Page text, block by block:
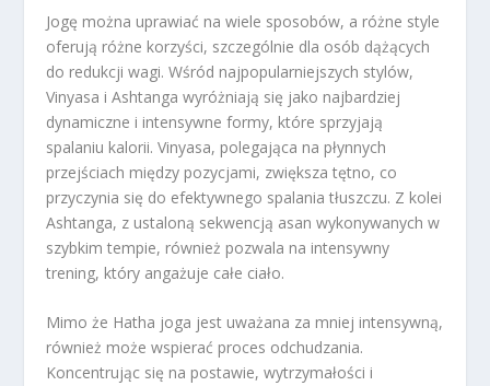
Jogę można uprawiać na wiele sposobów, a różne style
oferują różne korzyści, szczególnie dla osób dążących
do redukcji wagi. Wśród najpopularniejszych stylów,
Vinyasa i Ashtanga wyróżniają się jako najbardziej
dynamiczne i intensywne formy, które sprzyjają
spalaniu kalorii. Vinyasa, polegająca na płynnych
przejściach między pozycjami, zwiększa tętno, co
przyczynia się do efektywnego spalania tłuszczu. Z kolei
Ashtanga, z ustaloną sekwencją asan wykonywanych w
szybkim tempie, również pozwala na intensywny
trening, który angażuje całe ciało.
Mimo że Hatha joga jest uważana za mniej intensywną,
również może wspierać proces odchudzania.
Koncentrując się na postawie, wytrzymałości i